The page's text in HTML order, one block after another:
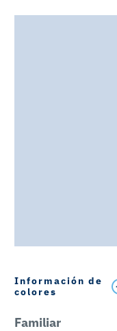
Información de
colores
Familiar